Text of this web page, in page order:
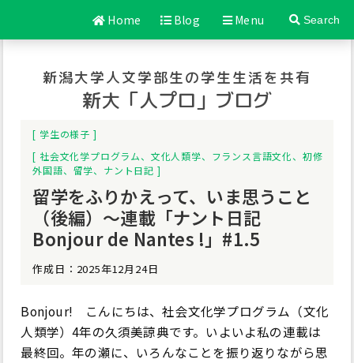
Home Blog Menu Search
新潟大学人文学部生の学生生活を共有
新大「人プロ」ブログ
学生の様子
社会文化学プログラム、 文化人類学、 フランス言語文化、 初修
外国語、 留学、 ナント日記
留学をふりかえって、いま思うこと
（後編）～連載「ナント日記
Bonjour de Nantes !」#1.5
作成日：2025年12月24日
Bonjour! こんにちは、社会文化学プログラム（文化
人類学）4年の久須美諒典です。いよいよ私の連載は
最終回。年の瀬に、いろんなことを振り返りながら思